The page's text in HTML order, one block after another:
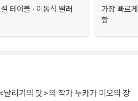
테이블 · 이동식 빨래
가장 빠르
합
리기의 맛>의 작가 누카가 미오의 장